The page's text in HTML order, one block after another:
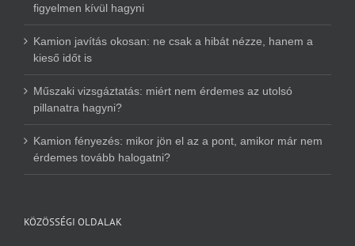
figyelmen kívül hagyni
Kamion javítás okosan: ne csak a hibát nézze, hanem a
kieső időt is
Műszaki vizsgáztatás: miért nem érdemes az utolsó
pillanatra hagyni?
Kamion fényezés: mikor jön el az a pont, amikor már nem
érdemes tovább halogatni?
KÖZÖSSÉGI OLDALAK